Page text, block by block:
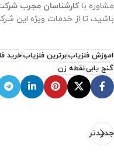
مشاوره باکارشناسان مجرب
باشید، تا از خدمات ویژه این
اموزش فلزیاببرترین فلزیابخرید
گنج یابینقطه زن
جدیدتر